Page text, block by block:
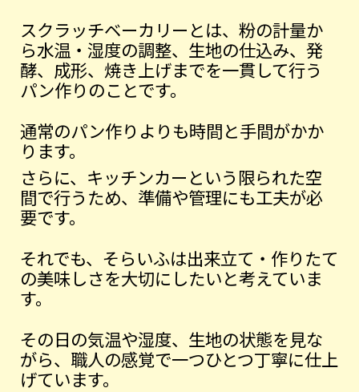
スクラッチベーカリーとは、粉の計量か
ら水温・湿度の調整、生地の仕込み、発
酵、成形、焼き上げまでを一貫して行う
パン作りのことです。
通常のパン作りよりも時間と手間がかか
ります。
さらに、キッチンカーという限られた空
間で行うため、準備や管理にも工夫が必
要です。
それでも、そらいふは出来立て・作りたて
の美味しさを大切にしたいと考えていま
す。
その日の気温や湿度、生地の状態を見な
がら、職人の感覚で一つひとつ丁寧に仕上
げています。